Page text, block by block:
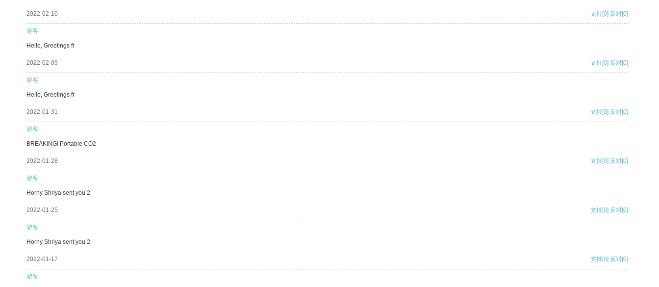
2022-02-10 支持[0] 反对[0]
游客
Hello, Greetings fr
2022-02-09 支持[0] 反对[0]
游客
Hello, Greetings fr
2022-01-31 支持[0] 反对[0]
游客
BREAKING! Portable CO2
2022-01-28 支持[0] 反对[0]
游客
Horny Shriya sent you 2
2022-01-25 支持[0] 反对[0]
游客
Horny Shriya sent you 2
2022-01-17 支持[0] 反对[0]
游客